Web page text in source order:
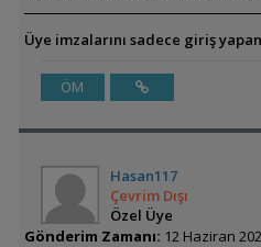
Üye imzalarını sadece giriş
ÖM
Hasan117
Çevrim Dışı
Özel Üye
Gönderim Zamanı: 12 Haziran